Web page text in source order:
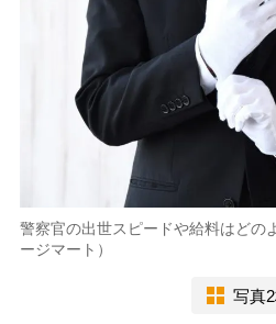
警察官の出世スピードや給料はどの
ージマート）
写真